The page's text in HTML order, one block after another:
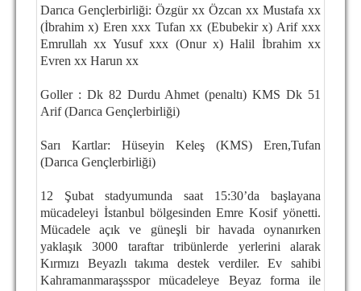
SPOR TESİSLERİ
YÖNETİM KURULU
SPONSORLAR
TARİHÇE
TARİHİ BAŞARILAR
BASINDAN
KUPA MAÇLARI
ESKi BAŞKANLAR
Darıca Gençlerbirliği: Özgür xx Özcan xx Mustafa xx
(İbrahim x) Eren xxx Tufan xx (Ebubekir x) Arif xxx
Emrullah xx Yusuf xxx (Onur x) Halil İbrahim xx
Evren xx Harun xx
Goller : Dk 82 Durdu Ahmet (penaltı) KMS Dk 51
Arif (Darıca Gençlerbirliği)
Sarı Kartlar: Hüseyin Keleş (KMS) Eren,Tufan
(Darıca Gençlerbirliği)
12 Şubat stadyumunda saat 15:30’da başlayana
mücadeleyi İstanbul bölgesinden Emre Kosif yönetti.
Mücadele açık ve güneşli bir havada oynanırken
yaklaşık 3000 taraftar tribünlerde yerlerini alarak
Kırmızı Beyazlı takıma destek verdiler. Ev sahibi
Kahramanmaraşsspor mücadeleye Beyaz forma ile